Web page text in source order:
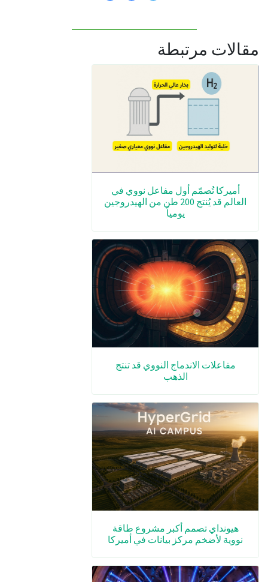
مقالات مرتبطة
أميركا تُصمّم أول مفاعل نووي في
العالم قد يُنتج 200 طن من الهيدروجين
يومياً
مفاعلات الاندماج النووي قد تنتج
الذهب
هيونداي تصمم أكبر مشروع طاقة
نووية لأضخم مركز بيانات في أميركا